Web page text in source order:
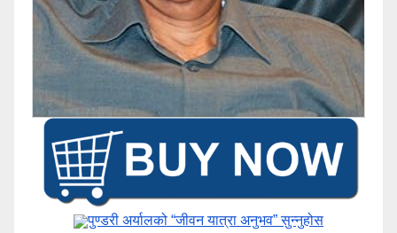
पुण्डरी अर्यालको “जीवन यात्रा अनुभव” ​सुन्नुहोस